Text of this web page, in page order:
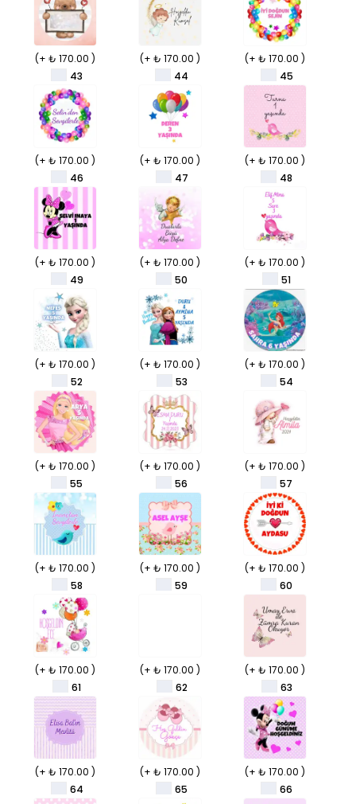
(+ ₺ 170.00 )
43
(+ ₺ 170.00 )
44
(+ ₺ 170.00 )
45
(+ ₺ 170.00 )
46
(+ ₺ 170.00 )
47
(+ ₺ 170.00 )
48
(+ ₺ 170.00 )
49
(+ ₺ 170.00 )
50
(+ ₺ 170.00 )
51
(+ ₺ 170.00 )
52
(+ ₺ 170.00 )
53
(+ ₺ 170.00 )
54
(+ ₺ 170.00 )
55
(+ ₺ 170.00 )
56
(+ ₺ 170.00 )
57
(+ ₺ 170.00 )
58
(+ ₺ 170.00 )
59
(+ ₺ 170.00 )
60
(+ ₺ 170.00 )
61
(+ ₺ 170.00 )
62
(+ ₺ 170.00 )
63
(+ ₺ 170.00 )
64
(+ ₺ 170.00 )
65
(+ ₺ 170.00 )
66